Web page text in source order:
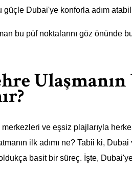
güçle Dubai'ye konforla adım
bu püf noktalarını göz önünde
ve eşsiz plajlarıyla
ilk adımı ne? Tabii ki,
basit bir süreç. İşte,